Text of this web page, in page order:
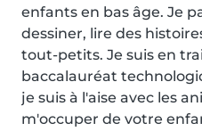
enfants en bas âge. Je
dessiner, lire des
tout-petits. Je suis en
baccalauréat
je suis à l'aise avec les
m'occuper de votre